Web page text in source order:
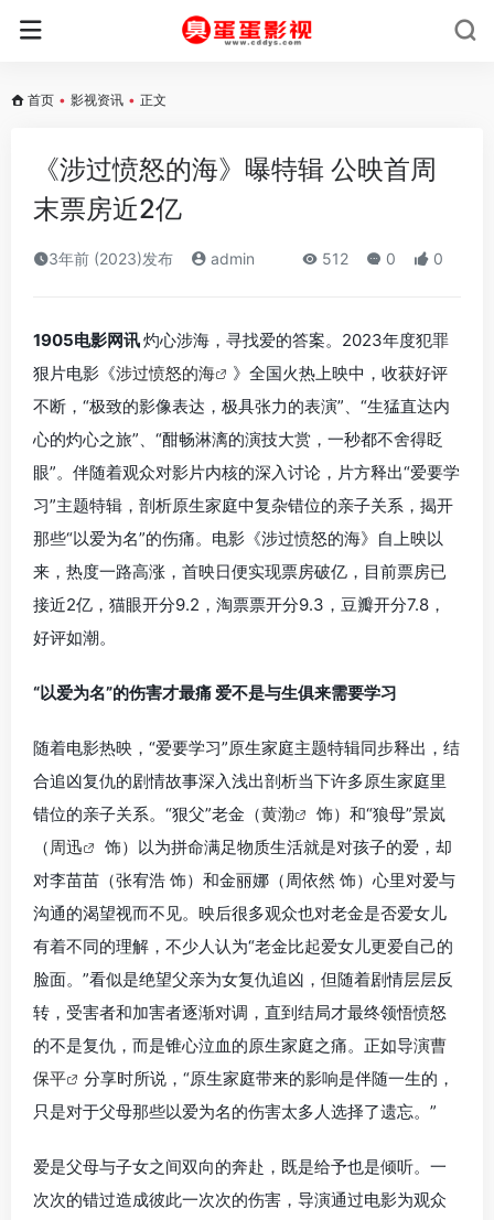
首页 • 影视资讯 • 正文
《涉过愤怒的海》曝特辑 公映首周
末票房近2亿
3年前 (2023)发布 admin 512 0 0
1905电影网讯灼心涉海，寻找爱的答案。2023年度犯罪
狠片电影《涉过愤怒的海
》全国火热上映中，收获好评
不断，“极致的影像表达，极具张力的表演”、“生猛直达内
心的灼心之旅”、“酣畅淋漓的演技大赏，一秒都不舍得眨
眼”。伴随着观众对影片内核的深入讨论，片方释出“爱要学
习”主题特辑，剖析原生家庭中复杂错位的亲子关系，揭开
那些“以爱为名”的伤痛。电影《涉过愤怒的海》自上映以
来，热度一路高涨，首映日便实现票房破亿，目前票房已
接近2亿，猫眼开分9.2，淘票票开分9.3，豆瓣开分7.8，
好评如潮。
“以爱为名”的伤害才最痛 爱不是与生俱来需要学习
随着电影热映，“爱要学习”原生家庭主题特辑同步释出，结
合追凶复仇的剧情故事深入浅出剖析当下许多原生家庭里
错位的亲子关系。“狠父”老金（黄渤
饰）和“狼母”景岚
（周迅
饰）以为拼命满足物质生活就是对孩子的爱，却
对李苗苗（张宥浩 饰）和金丽娜（周依然 饰）心里对爱与
沟通的渴望视而不见。映后很多观众也对老金是否爱女儿
有着不同的理解，不少人认为“老金比起爱女儿更爱自己的
脸面。”看似是绝望父亲为女复仇追凶，但随着剧情层层反
转，受害者和加害者逐渐对调，直到结局才最终领悟愤怒
的不是复仇，而是锥心泣血的原生家庭之痛。正如导演曹
保平
分享时所说，“原生家庭带来的影响是伴随一生的，
只是对于父母那些以爱为名的伤害太多人选择了遗忘。”
爱是父母与子女之间双向的奔赴，既是给予也是倾听。一
次次的错过造成彼此一次次的伤害，导演通过电影为观众